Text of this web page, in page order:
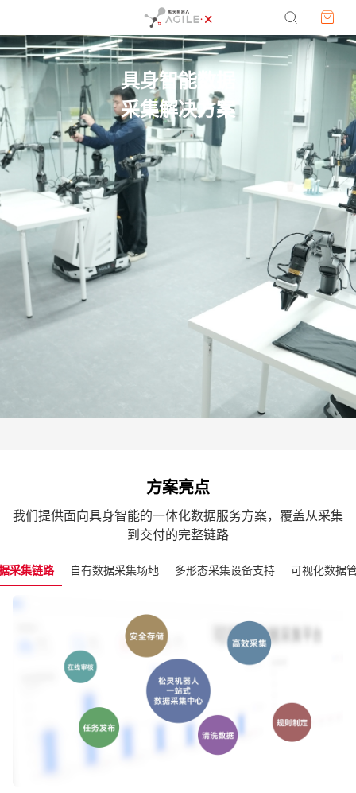
具身智能数据
采集解决方案
方案亮点
我们提供面向具身智能的一体化数据服务方案，覆盖从采集
到交付的完整链路
采集链路 自有数据采集场地 多形态采集设备支持 可视化数据